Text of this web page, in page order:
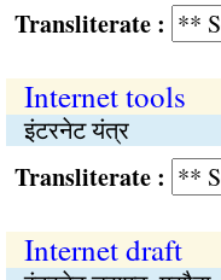
:
Internet tools
इंटरनेट यंत्र
:
Internet draft